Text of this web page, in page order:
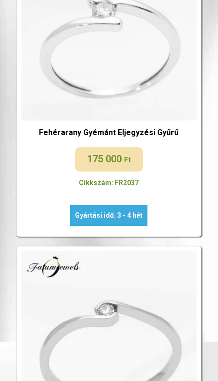
Fehérarany Gyémánt Eljegyzési Gyűrű
175 000 Ft
Cikkszám: FR2037
Gyártási idő: 3 - 4 hét